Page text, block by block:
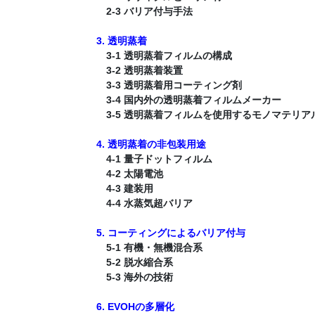
2-3 バリア付与手法
3. 透明蒸着
3-1 透明蒸着フィルムの構成
3-2 透明蒸着装置
3-3 透明蒸着用コーティング剤
3-4 国内外の透明蒸着フィルムメーカー
3-5 透明蒸着フィルムを使用するモノマテリア
4. 透明蒸着の非包装用途
4-1 量子ドットフィルム
4-2 太陽電池
4-3 建装用
4-4 水蒸気超バリア
5. コーティングによるバリア付与
5-1 有機・無機混合系
5-2 脱水縮合系
5-3 海外の技術
6. EVOHの多層化